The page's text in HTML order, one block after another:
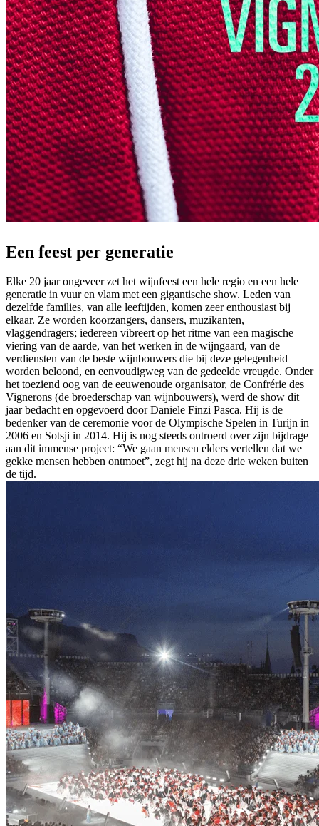
Een feest per generatie
Elke 20 jaar ongeveer zet het wijnfeest een hele regio en een hele
generatie in vuur en vlam met een gigantische show. Leden van
dezelfde families, van alle leeftijden, komen zeer enthousiast bij
elkaar. Ze worden koorzangers, dansers, muzikanten,
vlaggendragers; iedereen vibreert op het ritme van een magische
viering van de aarde, van het werken in de wijngaard, van de
verdiensten van de beste wijnbouwers die bij deze gelegenheid
worden beloond, en eenvoudigweg van de gedeelde vreugde. Onder
het toeziend oog van de eeuwenoude organisator, de Confrérie des
Vignerons (de broederschap van wijnbouwers), werd de show dit
jaar bedacht en opgevoerd door Daniele Finzi Pasca. Hij is de
bedenker van de ceremonie voor de Olympische Spelen in Turijn in
2006 en Sotsji in 2014. Hij is nog steeds ontroerd over zijn bijdrage
aan dit immense project: “We gaan mensen elders vertellen dat we
gekke mensen hebben ontmoet”, zegt hij na deze drie weken buiten
de tijd.